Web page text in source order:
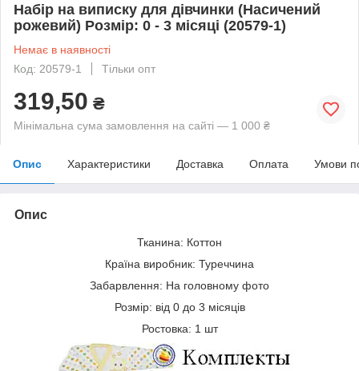
Набір на виписку для дівчинки (Насичений
рожевий) Розмір: 0 - 3 місяці (20579-1)
Немає в наявності
Код: 20579-1
Тільки опт
319,50 ₴
Мінімальна сума замовлення на сайті — 1 000 ₴
Опис Характеристики Доставка Оплата Умови
Опис
Тканина: Коттон
Країна виробник: Туреччина
Забарвлення: На головному фото
Розмір: від 0 до 3 місяців
Ростовка: 1 шт